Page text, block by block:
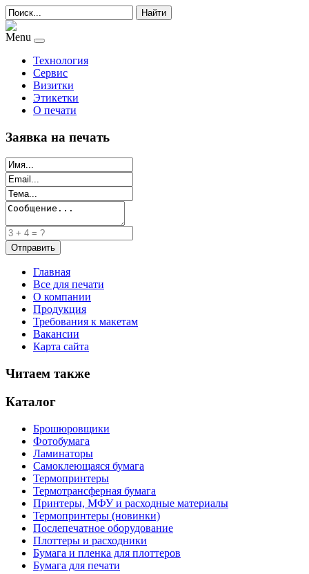
Найти
Menu
Технология
Сервис
Визитки
Этикетки
О печати
Заявка на печать
Главная
Все для печати
О компании
Продукция
Требования к макетам
Вакансии
Карта сайта
Читаем также
Каталог
Брошюровщики
Фотобумага
Ламинаторы
Самоклеющаяся бумага
Термопринтеры
Термотрансферная бумага
Принтеры, МФУ и расходные материалы
Термопринтеры (новинки)
Послепечатное оборудование
Плоттеры и расходники
Бумага и пленка для плоттеров
Бумага для печати